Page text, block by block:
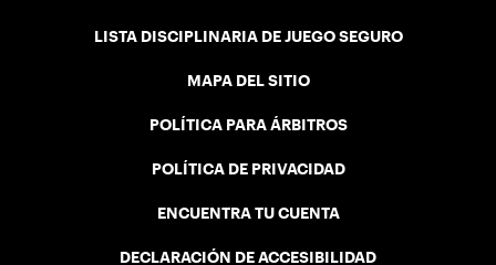
LISTA DISCIPLINARIA DE JUEGO SEGURO
MAPA DEL SITIO
POLÍTICA PARA ÁRBITROS
POLÍTICA DE PRIVACIDAD
ENCUENTRA TU CUENTA
DECLARACIÓN DE ACCESIBILIDAD